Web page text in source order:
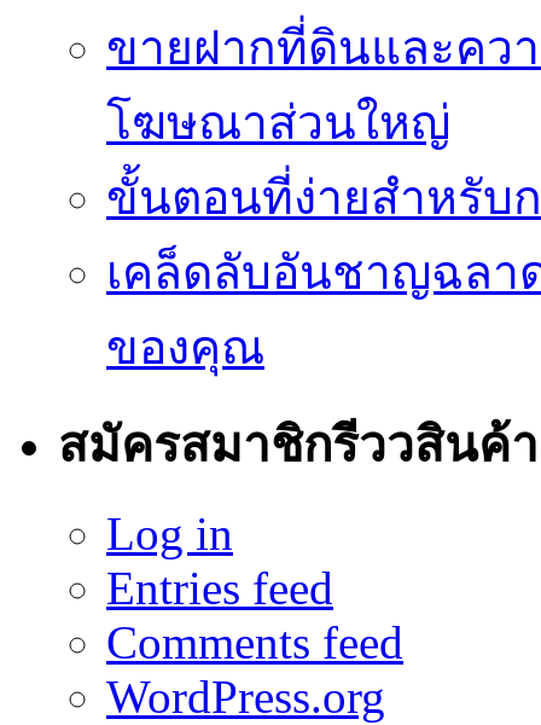
ขายฝากที่ดินและคว
โฆษณาส่วนใหญ่
ขั้นตอนที่ง่ายสำหรับ
เคล็ดลับอันชาญฉลา
ของคุณ
สมัครสมาชิกรีววสินค้า
Log in
Entries feed
Comments feed
WordPress.org